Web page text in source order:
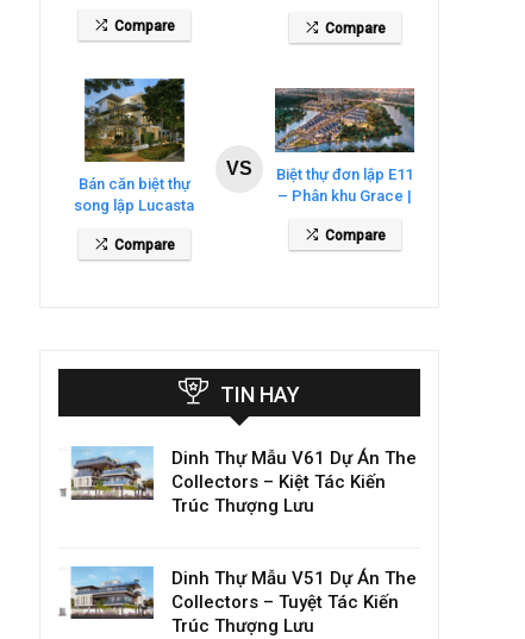
Compare
COSMO CENTRAL
– THE GLOBAL
Compare
Bán căn biệt thự
song lập Lucasta
Villa – DT 175m2
giá 26 tỷ
Compare
VS
Biệt thự đơn lập E11
– Phân khu Grace |
Waters
Compare
TIN HAY
Dinh Thự Mẫu V61 Dự Án The
Collectors – Kiệt Tác Kiến
Trúc Thượng Lưu
Dinh Thự Mẫu V51 Dự Án The
Collectors – Tuyệt Tác Kiến
Trúc Thượng Lưu